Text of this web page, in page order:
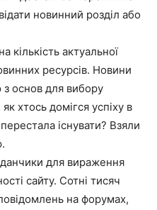
новинний розділ або
кількість актуальної
ресурсів. Новини
основ для вибору
хтось домігся успіху в
існувати? Взяли
для вираження
сайту. Сотні тисяч
на форумах,